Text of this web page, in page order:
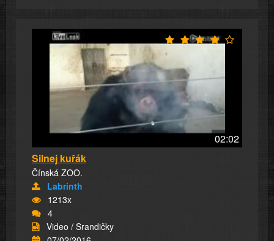
02:02
Silnej kuřák
Čínská ZOO.
Labrinth
1213x
4
Video / Srandičky